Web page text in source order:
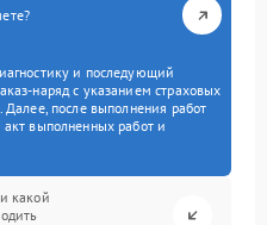
и последующий
наряд с указанием страховых
Далее, после выполнения работ
выполненных работ и
какой